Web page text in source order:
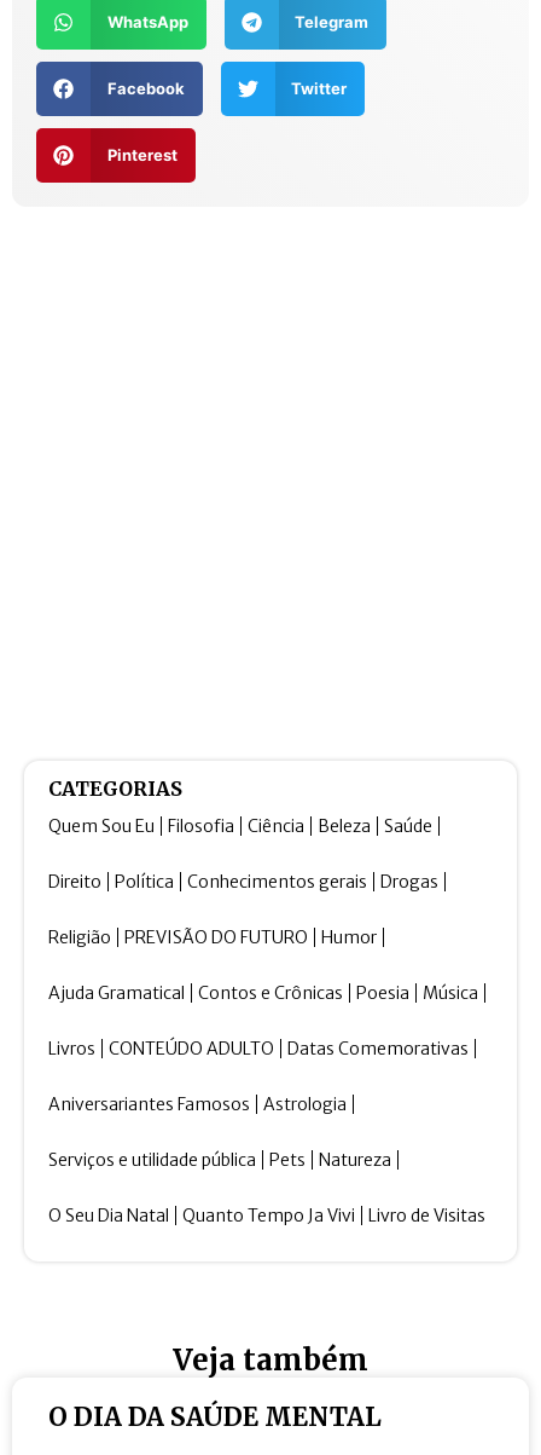
WhatsApp Telegram
Facebook Twitter
Pinterest
CATEGORIAS
Quem Sou Eu Filosofia Ciência Beleza Saúde
Direito Política Conhecimentos gerais Drogas
Religião PREVISÃO DO FUTURO Humor
Ajuda Gramatical Contos e Crônicas Poesia Música
Livros CONTEÚDO ADULTO Datas Comemorativas
Aniversariantes Famosos Astrologia
Serviços e utilidade pública Pets Natureza
O Seu Dia Natal Quanto Tempo Ja Vivi Livro de Visitas
Veja também
O DIA DA SAÚDE MENTAL